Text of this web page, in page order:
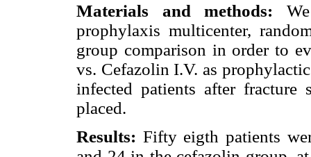
Materials and methods:
prophylaxis multicenter,
group comparison in order to
vs. Cefazolin I.V. as
infected patients after
placed.
Results: Fifty eigth patients